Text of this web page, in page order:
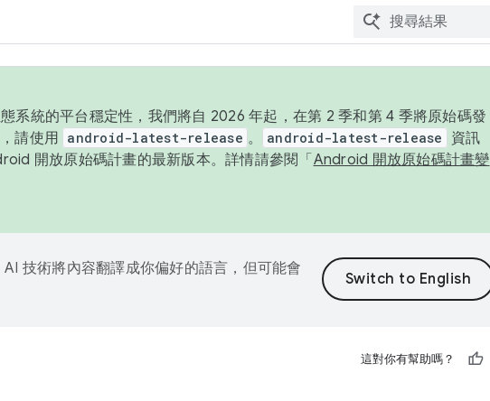
系統的平台穩定性，我們將自 2026 年起，在第 2 季和第 4 季將原始碼發
請使用 android-latest-release 。 android-latest-release
資訊
開放原始碼計畫的最新版本。詳情請參閱「 Android 開放原始碼計畫變
技術將內容翻譯成你偏好的語言，但可能會
這對你有幫助嗎？